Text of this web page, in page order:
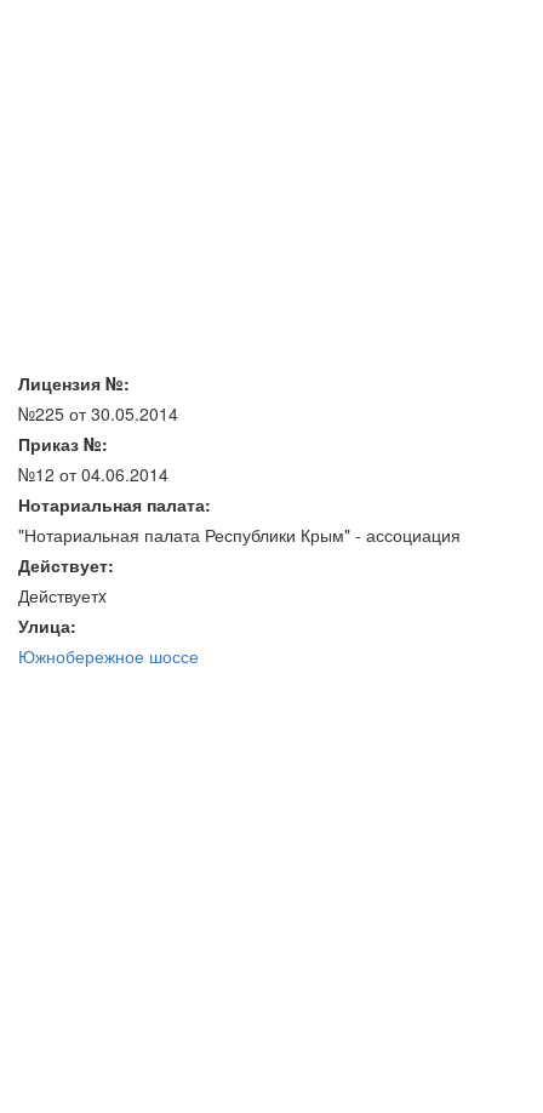
Лицензия №:
№225 от 30.05.2014
Приказ №:
№12 от 04.06.2014
Нотариальная палата:
"Нотариальная палата Республики Крым" - ассоциация
Действует:
Действуетx
Улица:
Южнобережное шоссе